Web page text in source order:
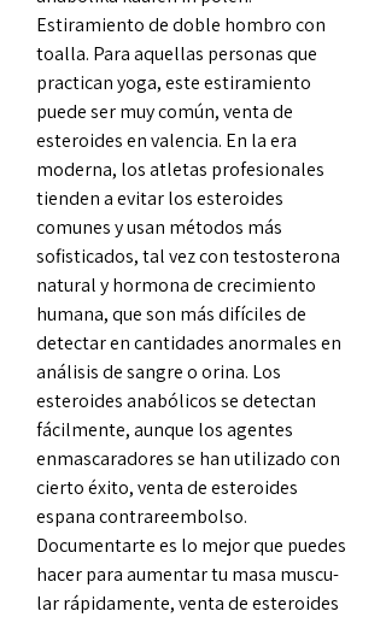
Estiramiento de doble hombro con
toalla. Para aquellas personas que
practican yoga, este estiramiento
puede ser muy común, venta de
esteroides en valencia. En la era
moderna, los atletas profesionales
tienden a evitar los esteroides
comunes y usan métodos más
sofisticados, tal vez con testosterona
natural y hormona de crecimiento
humana, que son más difíciles de
detectar en cantidades anormales en
análisis de sangre o orina. Los
esteroides anabólicos se detectan
fácilmente, aunque los agentes
enmascaradores se han utilizado con
cierto éxito, venta de esteroides
espana contrareembolso.
Documentarte es lo mejor que puedes
hacer para aumen­tar tu masa muscu­
lar rápi­da­men­te, venta de esteroides